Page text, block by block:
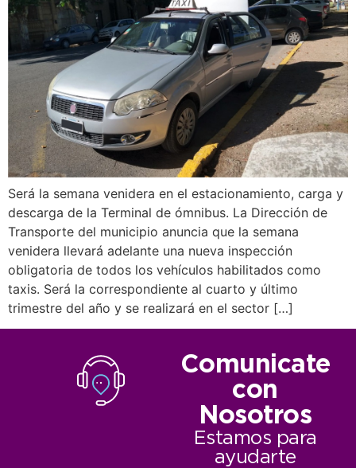
Será la semana venidera en el estacionamiento, carga y
descarga de la Terminal de ómnibus. La Dirección de
Transporte del municipio anuncia que la semana
venidera llevará adelante una nueva inspección
obligatoria de todos los vehículos habilitados como
taxis. Será la correspondiente al cuarto y último
trimestre del año y se realizará en el sector […]
Comunicate
con
Nosotros
Estamos para
ayudarte